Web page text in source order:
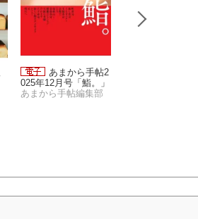
あまから手帖2
025年12月号「鮨。」
あまから手帖編集部